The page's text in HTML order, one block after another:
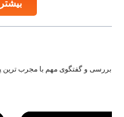
بررسی و گفتگوی مهم با مجرب